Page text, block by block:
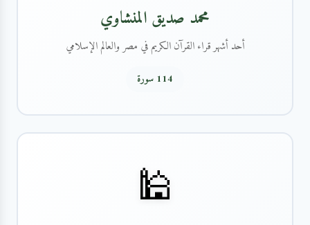
محمد صديق المنشاوي
أحد أشهر قراء القرآن الكريم في مصر والعالم الإسلامي
114 سورة
🕌